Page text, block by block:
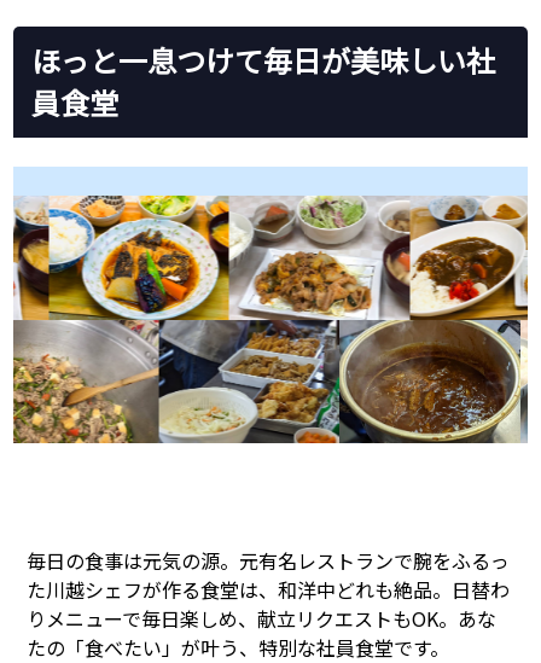
ほっと一息つけて毎日が美味しい社
員食堂
毎日の食事は元気の源。元有名レストランで腕をふるっ
た川越シェフが作る食堂は、和洋中どれも絶品。日替わ
りメニューで毎日楽しめ、献立リクエストもOK。あな
たの「食べたい」が叶う、特別な社員食堂です。